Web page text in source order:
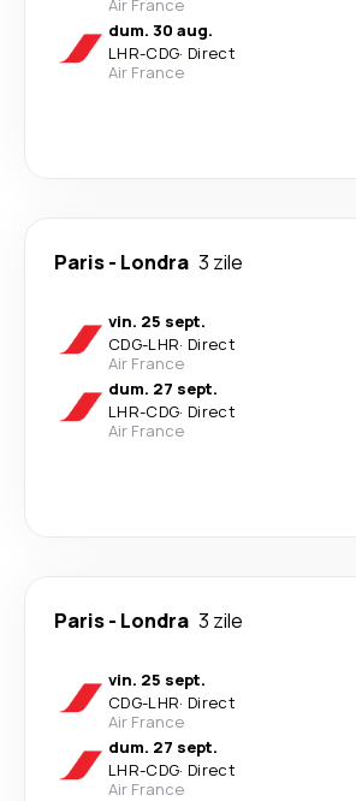
Air France
dum. 30 aug.
LHR-CDG· Direct
Air France
Paris- Londra 3 zile
vin. 25 sept.
CDG-LHR· Direct
Air France
dum. 27 sept.
LHR-CDG· Direct
Air France
Paris- Londra 3 zile
vin. 25 sept.
CDG-LHR· Direct
Air France
dum. 27 sept.
LHR-CDG· Direct
Air France